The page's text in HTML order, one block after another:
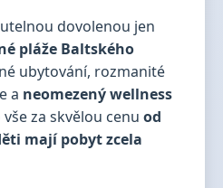
dovolenou jen
pláže Baltského
ubytování, rozmanité
a neomezený wellness
za skvělou cenu od
mají pobyt zcela